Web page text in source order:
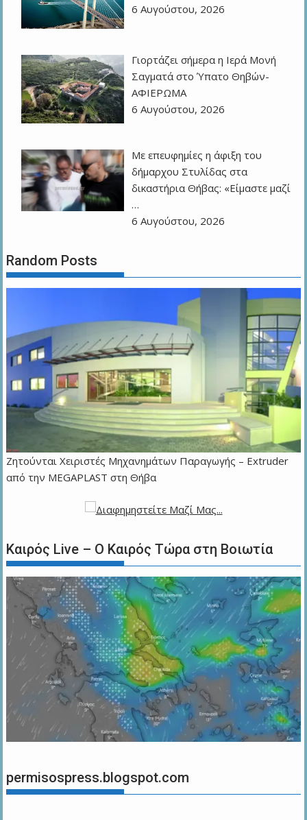
6 Αυγούστου, 2026
Γιορτάζει σήμερα η Ιερά Μονή
Σαγματά στο Ύπατο Θηβών-
ΑΦΙΕΡΩΜΑ
6 Αυγούστου, 2026
Με επευφημίες η άφιξη του
δήμαρχου Στυλίδας στα
δικαστήρια Θήβας: «Είμαστε μαζί
…
6 Αυγούστου, 2026
Random Posts
Zητούνται Χειριστές Μηχανημάτων Παραγωγής – Extruder
από την MEGAPLAST στη Θήβα
Καιρός Live – Ο Καιρός Τώρα στη Βοιωτία
permisospress.blogspot.com